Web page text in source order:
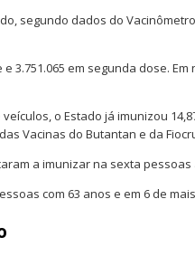
segundo dados do
3.751.065 em segunda dose.
o Estado já imunizou
Vacinas do Butantan e da
a imunizar na sexta
com 63 anos e em 6 de